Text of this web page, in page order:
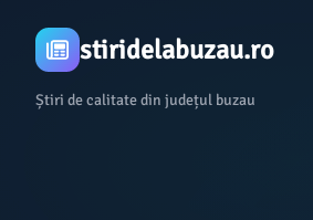
stiridelabuzau.ro
Știri de calitate din județul buzau